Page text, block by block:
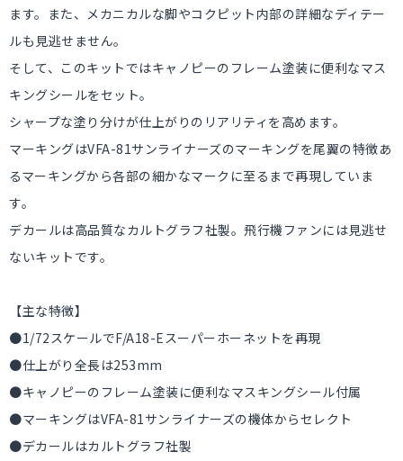
ます。また、メカニカルな脚やコクピット内部の詳細なディテー
ルも見逃せません。
そして、このキットではキャノピーのフレーム塗装に便利なマス
キングシールをセット。
シャープな塗り分けが仕上がりのリアリティを高めます。
マーキングはVFA-81サンライナーズのマーキングを尾翼の特徴あ
るマーキングから各部の細かなマークに至るまで再現していま
す。
デカールは高品質なカルトグラフ社製。飛行機ファンには見逃せ
ないキットです。
【主な特徴】
●1/72スケールでF/A18-Eスーパーホーネットを再現
●仕上がり全長は253mm
●キャノピーのフレーム塗装に便利なマスキングシール付属
●マーキングはVFA-81サンライナーズの機体からセレクト
●デカールはカルトグラフ社製